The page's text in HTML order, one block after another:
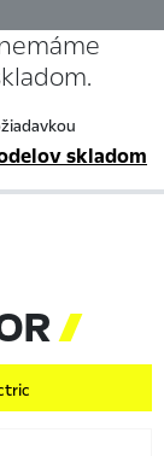
skladom
